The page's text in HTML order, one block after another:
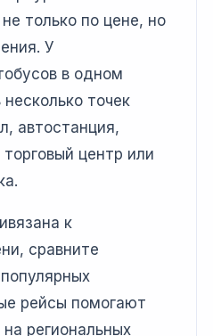
только по цене, но
У
в одном
точек
автостанция,
центр или
к
сравните
рейсы помогают
региональных